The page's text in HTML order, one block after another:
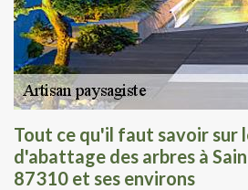
Tout ce qu'il faut savoir sur
d'abattage des arbres à
87310 et ses environs